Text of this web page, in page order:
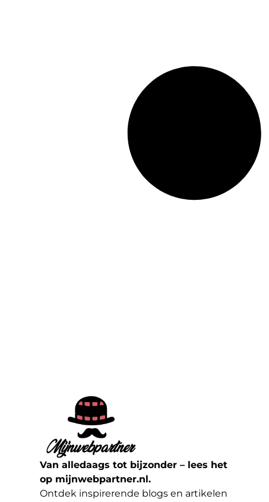
Van alledaags tot bijzonder – lees het
op mijnwebpartner.nl.
Ontdek inspirerende blogs en artikelen